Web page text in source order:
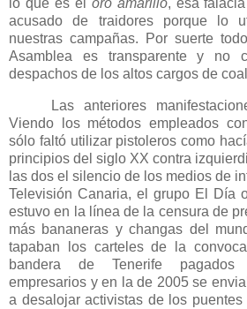
lo que es el oro amarillo, esa
acusado de traidores porque lo
nuestras campañas. Por suerte
Asamblea es transparente y no
despachos de los altos cargos de
Las anteriores
Viendo los métodos empleados
sólo faltó utilizar pistoleros como
principios del siglo XX contra
las dos el silencio de los medios de
Televisión Canaria, el grupo El Día
estuvo en la línea de la censura de
más bananeras y changas del
tapaban los carteles de la
bandera de Tenerife pagados
empresarios y en la de 2005 se
a desalojar activistas de los